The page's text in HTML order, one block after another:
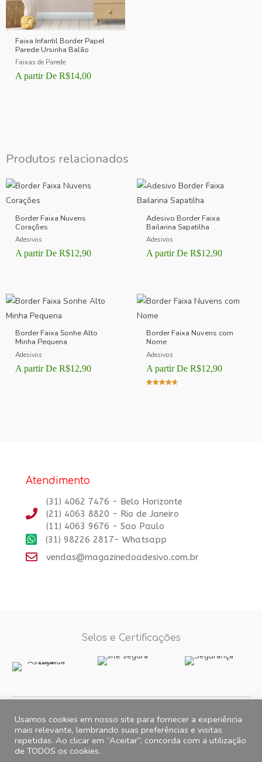
Faixa Infantil Border Papel
Parede Ursinha Balão
Faixas de Parede
A partir De R$14,00
Produtos relacionados
Border Faixa Nuvens
Corações
Adesivos
A partir De R$12,90
Adesivo Border Faixa
Bailarina Sapatilha
Adesivos
A partir De R$12,90
Border Faixa Sonhe Alto
Minha Pequena
Adesivos
A partir De R$12,90
Border Faixa Nuvens com
Nome
Adesivos
A partir De R$12,90
Atendimento
(31) 4062 7476 - Belo Horizonte
(21) 4063 8820 - Rio de Janeiro
(11) 4063 9676 - Sao Paulo
(31) 98226 2817- Whatsapp
vendas@magazinedoadesivo.com.br
Selos e Certificações
Fotos e imagens meramente ilustrativas, 2012© 2026 Magazine do
Adesivo. All Rights Reserved. CNPJ 15.257.475.0001/35 Endereço para
Usamos cookies em nosso site para fornecer a experiência
mais relevante, lembrando suas preferências e visitas
repetidas. Ao clicar em “Aceitar”, concorda com a utilização
de TODOS os cookies.